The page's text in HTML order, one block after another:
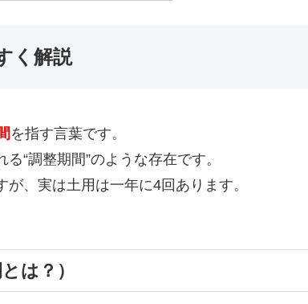
く解説
を指す言葉です。
“調整期間”のような存在です。
、実は土用は一年に4回あります。
は？）